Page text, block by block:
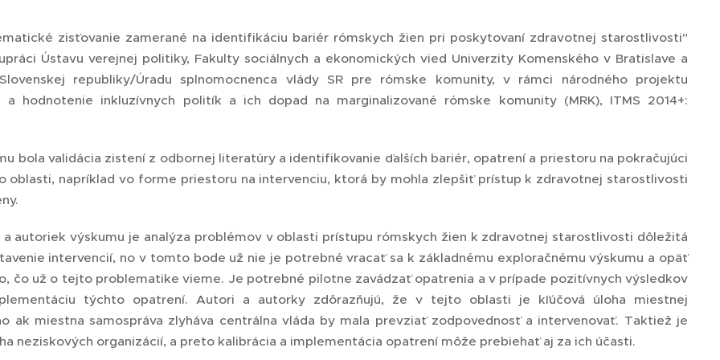
zisťovanie zamerané na identifikáciu bariér rómskych žien pri poskytovaní zdravotnej starostlivosti"
Ústavu verejnej politiky, Fakulty sociálnych a ekonomických vied Univerzity Komenského v Bratislave a
republiky/Úradu splnomocnenca vlády SR pre rómske komunity, v rámci národného projektu
a hodnotenie inkluzívnych politík a ich dopad na marginalizované rómske komunity (MRK), ITMS 2014+:
bola validácia zistení z odbornej literatúry a identifikovanie ďalších bariér, opatrení a priestoru na pokračujúci
oblasti, napríklad vo forme priestoru na intervenciu, ktorá by mohla zlepšiť prístup k zdravotnej starostlivosti
a autoriek výskumu je analýza problémov v oblasti prístupu rómskych žien k zdravotnej starostlivosti dôležitá
intervencií, no v tomto bode už nie je potrebné vracať sa k základnému exploračnému výskumu a opäť
čo už o tejto problematike vieme. Je potrebné pilotne zavádzať opatrenia a v prípade pozitívnych výsledkov
týchto opatrení. Autori a autorky zdôrazňujú, že v tejto oblasti je kľúčová úloha miestnej
ak miestna samospráva zlyháva centrálna vláda by mala prevziať zodpovednosť a intervenovať. Taktiež je
neziskových organizácií, a preto kalibrácia a implementácia opatrení môže prebiehať aj za ich účasti.